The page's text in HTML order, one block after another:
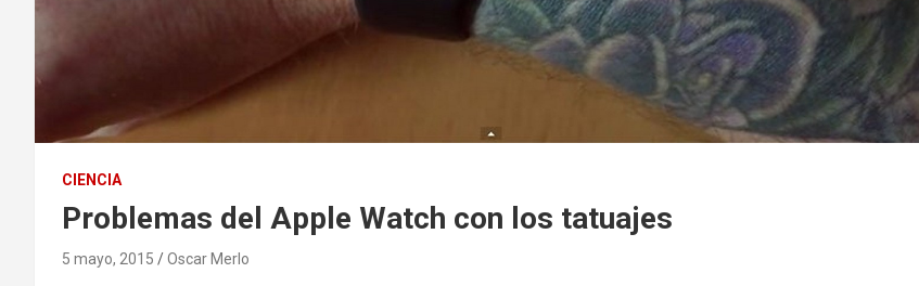
CIENCIA
Problemas del Apple Watch con los tatuajes
5 mayo, 2015 Oscar Merlo